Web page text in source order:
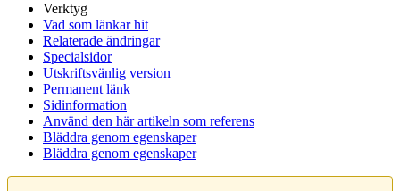
Verktyg
Vad som länkar hit
Relaterade ändringar
Specialsidor
Utskriftsvänlig version
Permanent länk
Sidinformation
Använd den här artikeln som referens
Bläddra genom egenskaper
Bläddra genom egenskaper